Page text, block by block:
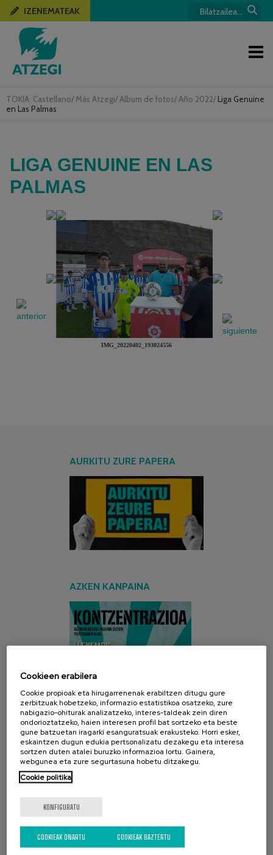
TOKIA: Castellano/ Más Atzegi/ Album de fotos/ Año 2022/ Liga Genuine
en Las Palmas
IZENEMATEAK
LIGA GENUINE EN LAS
PALMAS
IMG_20220402_193024556
AURKITU ZURE PAPERA
AZKEN KANPAINA
SARE SOZIALAK
Cookieen erabilera
Cookie propioak eta hirugarrenenak erabiltzen ditugu gure
zerbitzuak hobetzeko, informazio estatistikoa osatzeko, zure
nabigazio-ohiturak analizatzeko, interes-taldeak zein diren
ondorioztatzeko, haien interesen profil bat sortzeko eta beste
gune batzuetan iragarki esanguratsuak erakusteko. Horri esker,
eskaintzen dugun edukia pertsonalizatu dezakegu eta interesa
sortzen duten atalei buruzko informazioa lortu. Gainera,
webgunea eta zure segurtasuna hobetu ditzakegu.
Cookie politika
KONFIGURATU
COOKIEAK BAZTERTU
COOKIEAK ONARTU